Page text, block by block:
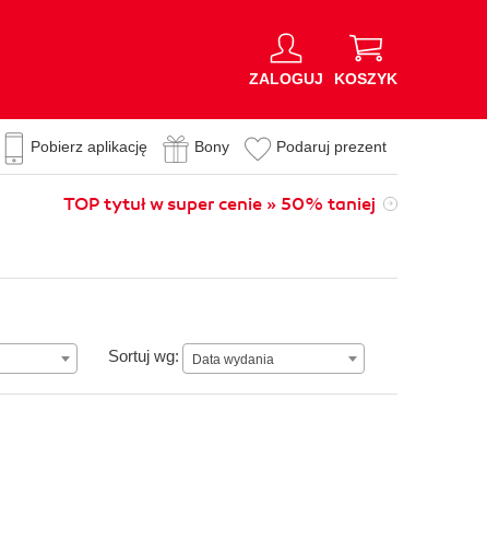
ZALOGUJ KOSZYK
Pobierz aplikację Bony Podaruj prezent
TOP tytuł w super cenie » 50% taniej
Sortuj wg: Data wydania
Data wydania